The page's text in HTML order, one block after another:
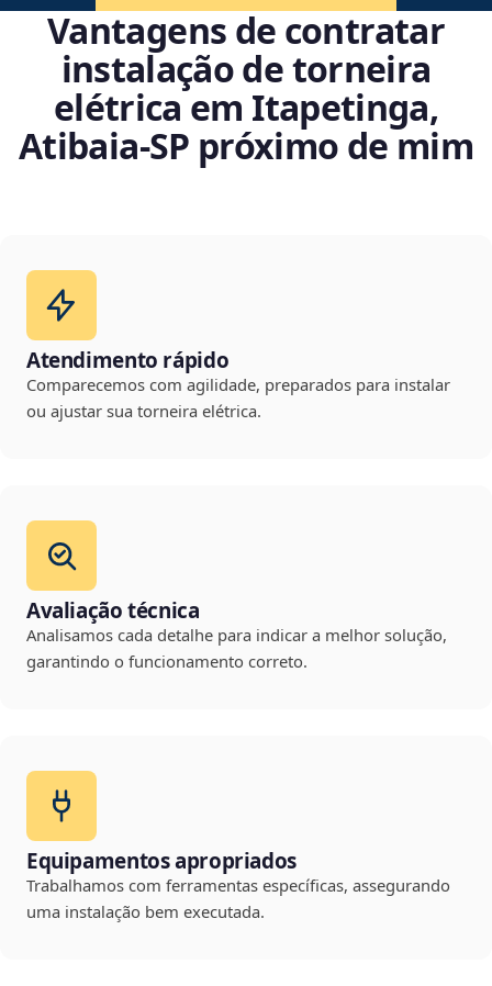
Vantagens de contratar
instalação de torneira
elétrica em Itapetinga,
Atibaia‑SP próximo de mim
Atendimento rápido
Comparecemos com agilidade, preparados para instalar
ou ajustar sua torneira elétrica.
Avaliação técnica
Analisamos cada detalhe para indicar a melhor solução,
garantindo o funcionamento correto.
Equipamentos apropriados
Trabalhamos com ferramentas específicas, assegurando
uma instalação bem executada.